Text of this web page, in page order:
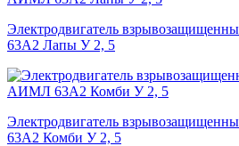
Электродвигатель
63А2 Лапы У 2, 5
Электродвигатель
63А2 Комби У 2, 5